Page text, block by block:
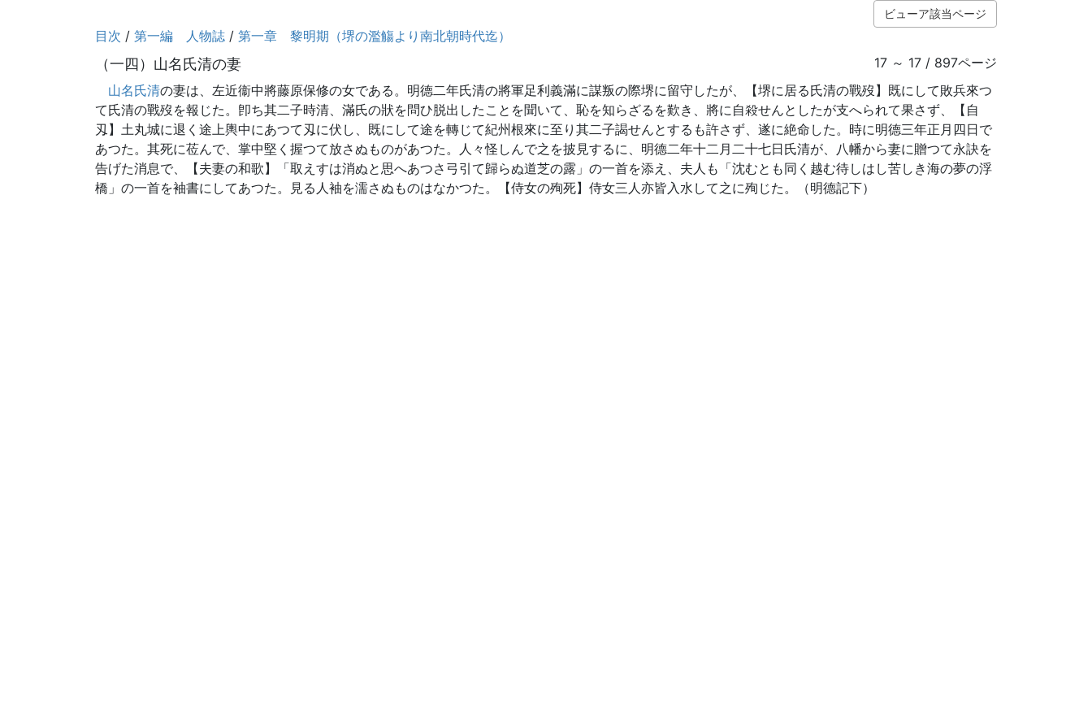
ビューア該当ページ
目次 / 第一編 人物誌 / 第一章 黎明期（堺の濫觴より南北朝時代迄）
（一四）山名氏清の妻
17 ～ 17 / 897ページ
山名氏清の妻は、左近衞中將藤原保修の女である。明德二年氏清の將軍足利義滿に謀叛の際堺に留守したが、【堺に居る氏清の戰歿】既にして敗兵來つ
て氏清の戰歿を報じた。卽ち其二子時清、滿氏の狀を問ひ脱出したことを聞いて、恥を知らざるを歎き、將に自殺せんとしたが支へられて果さず、【自
刄】土丸城に退く途上輿中にあつて刄に伏し、既にして途を轉じて紀州根來に至り其二子謁せんとするも許さず、遂に絶命した。時に明德三年正月四日で
あつた。其死に莅んで、掌中堅く握つて放さぬものがあつた。人々怪しんで之を披見するに、明德二年十二月二十七日氏清が、八幡から妻に贈つて永訣を
告げた消息で、【夫妻の和歌】「取えすは消ぬと思へあつさ弓引て歸らぬ道芝の露」の一首を添え、夫人も「沈むとも同く越む待しはし苦しき海の夢の浮
橋」の一首を袖書にしてあつた。見る人袖を濡さぬものはなかつた。【侍女の殉死】侍女三人亦皆入水して之に殉じた。（明德記下）